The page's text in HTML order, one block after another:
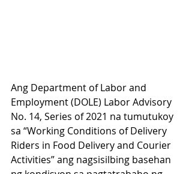
Ang Department of Labor and
Employment (DOLE) Labor Advisory
No. 14, Series of 2021 na tumutukoy
sa “Working Conditions of Delivery
Riders in Food Delivery and Courier
Activities” ang nagsisilbing basehan